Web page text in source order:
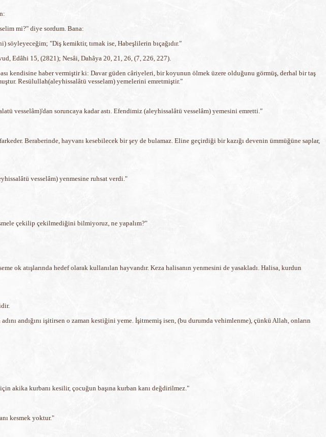
mi?" diye sordum. Bana:
"Diş kemiktir, tırnak ise, Habeşlilerin bıçağıdır."
Edâhi 15, (2821); Nesâi, Dahâya 20, 21, 26, (7, 226, 227).
kendisine haber vermiştir ki: Davar güden câriyeleri, bir koyunun ölmek üzere olduğunu görmüş, derhal bir taş
Resülullah(aleyhissalâtü vesselam) yemelerini emretmiştir."
vesselâm)'dan soruncaya kadar astı. Efendimiz (aleyhissalâtü vesselâm) yemesini emretti."
Beraberinde, hayvanı kesebilecek bir şey de bulamaz. Eline geçirdiği bir kazığı devenin ümmüğüne saplar,
vesselâm) yenmesine ruhsat verdi."
çekilip çekilmediğini bilmiyoruz, ne yapalım?"
ok atışlarında hedef olarak kullanılan hayvandır. Keza halisanın yenmesini de yasakladı. Halisa, kurdun
andığını işitirsen o zaman kestiğini yeme. İşitmemiş isen, (bu durumda vehimlenme), çünkü Allah, onların
akika kurbanı kesilir, çocuğun başına kurban kanı değdirilmez."
kesmek yoktur."